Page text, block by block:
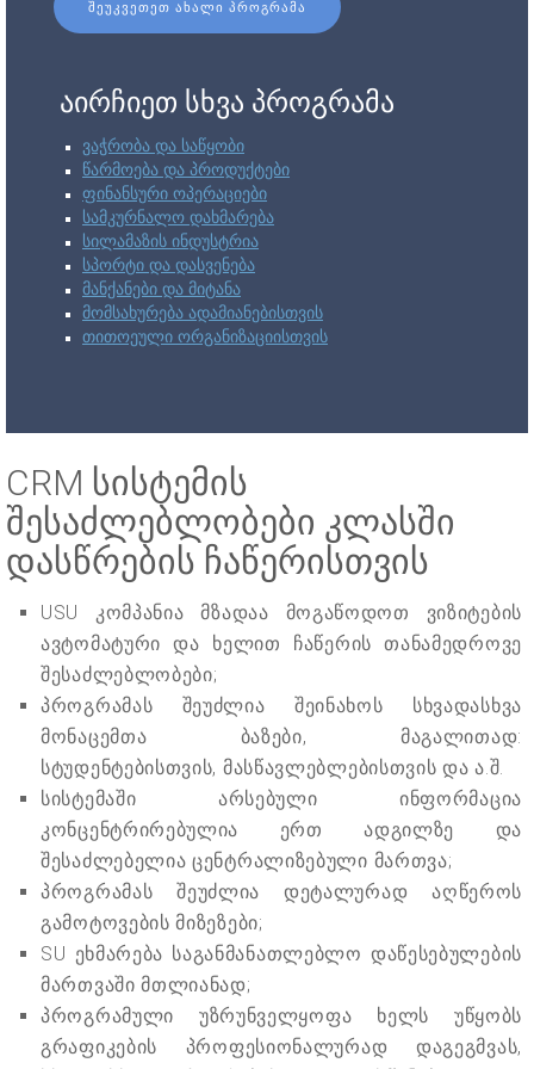
ᲨᲔᲣᲙᲕᲔᲗᲔᲗ ᲐᲮᲐᲚᲘ ᲞᲠᲝᲒᲠᲐᲛᲐ
აირჩიეთ სხვა პროგრამა
ვაჭრობა და საწყობი
წარმოება და პროდუქტები
ფინანსური ოპერაციები
სამკურნალო დახმარება
სილამაზის ინდუსტრია
სპორტი და დასვენება
მანქანები და მიტანა
მომსახურება ადამიანებისთვის
თითოეული ორგანიზაციისთვის
CRM სისტემის
შესაძლებლობები კლასში
დასწრების ჩაწერისთვის
USU კომპანია მზადაა მოგაწოდოთ ვიზიტების
ავტომატური და ხელით ჩაწერის თანამედროვე
შესაძლებლობები;
პროგრამას შეუძლია შეინახოს სხვადასხვა
მონაცემთა ბაზები, მაგალითად:
სტუდენტებისთვის, მასწავლებლებისთვის და ა.შ.
სისტემაში არსებული ინფორმაცია
კონცენტრირებულია ერთ ადგილზე და
შესაძლებელია ცენტრალიზებული მართვა;
პროგრამას შეუძლია დეტალურად აღწეროს
გამოტოვების მიზეზები;
SU ეხმარება საგანმანათლებლო დაწესებულების
მართვაში მთლიანად;
პროგრამული უზრუნველყოფა ხელს უწყობს
გრაფიკების პროფესიონალურად დაგეგმვას,